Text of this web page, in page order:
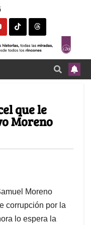
que le
Moreno
Moreno
corrupción por la
lo espera la